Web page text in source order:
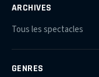
ARCHIVES
Tous les spectacles
GENRES